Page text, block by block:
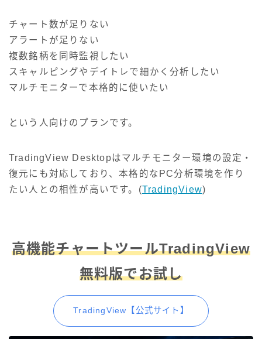
チャート数が足りない
アラートが足りない
複数銘柄を同時監視したい
スキャルピングやデイトレで細かく分析したい
マルチモニターで本格的に使いたい
という人向けのプランです。
TradingView Desktopはマルチモニター環境の設定・
復元にも対応しており、本格的なPC分析環境を作り
たい人との相性が高いです。(TradingView)
高機能チャートツールTradingView
無料版でお試し
TradingView【公式サイト】